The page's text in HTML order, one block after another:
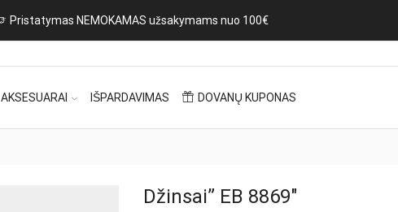
Pristatymas NEMOKAMAS užsakymams nuo 100€
AKSESUARAI IŠPARDAVIMAS DOVANŲ KUPONAS
Džinsai” EB 8869″